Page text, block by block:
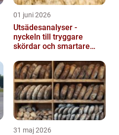
01 juni 2026
Utsädesanalyser -
nyckeln till tryggare
skördar och smartare
31 maj 2026